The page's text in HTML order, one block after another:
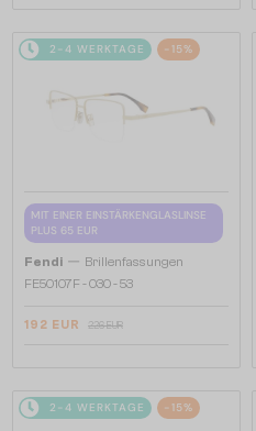
2-4 WERKTAGE -15%
MIT EINER EINSTÄRKENGLASLINSE
PLUS 65 EUR
Fendi — Brillenfassungen
FE50107F - 030 - 53
192 EUR 226 EUR
2-4 WERKTAGE -15%